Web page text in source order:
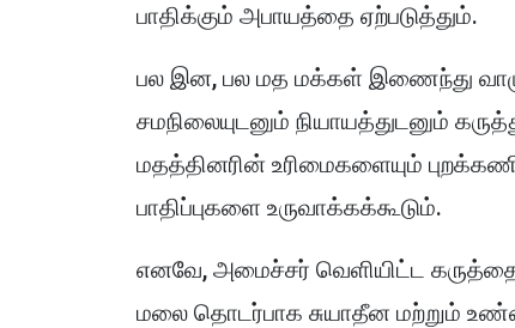
பாதிக்கும் அபாயத்தை ஏற்படுத்தும்.
பல இன, பல மத மக்கள் இணைந்து
சமநிலையுடனும் நியாயத்துடனும்
மதத்தினரின் உரிமைகளையும்
பாதிப்புகளை உருவாக்கக்கூடும்.
எனவே, அமைச்சர் வெளியிட்ட
மலை தொடர்பாக சுயாதீன மற்றும்